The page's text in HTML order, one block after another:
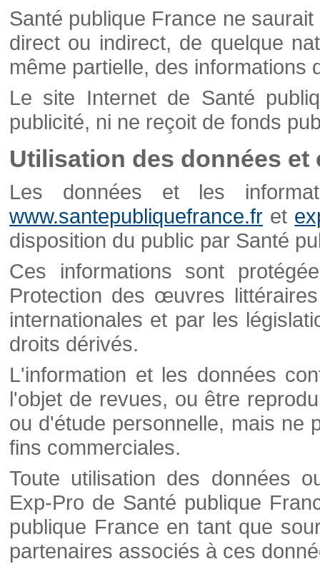
Santé publique France ne
direct ou indirect, de quelque
même partielle, des informations
Le site Internet de Santé
publicité, ni ne reçoit de fonds
Utilisation des données et
Les données et les
www.santepubliquefrance.fr et
disposition du public par Santé
Ces informations sont
Protection des œuvres
internationales et par les
droits dérivés.
L'information et les données
l'objet de revues, ou être
ou d'étude personnelle, mais ne
fins commerciales.
Toute utilisation des données
Exp-Pro de Santé publique
publique France en tant que
partenaires associés à ces